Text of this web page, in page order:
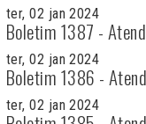
ter, 02 jan 2024
Boletim 1387 -
ter, 02 jan 2024
Boletim 1386 -
ter, 02 jan 2024